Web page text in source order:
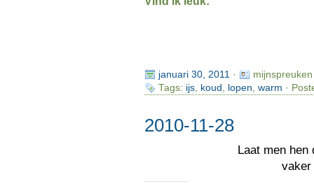
januari 30, 2011 ·
Tags: ijs, koud lopen warm ·
2010-11-28
Laat men